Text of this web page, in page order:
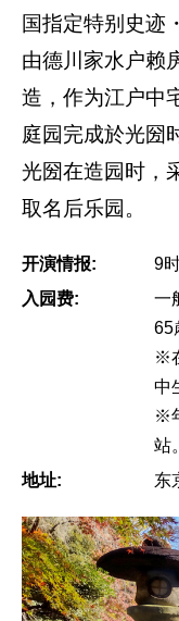
国指定特别史迹
由德川家水户赖
造，作为江户中
庭园完成於光圀
光圀在造园时，
取名后乐园。
开演情报:
9
入园费:
一
65
※
中
※
站。
地址:
东